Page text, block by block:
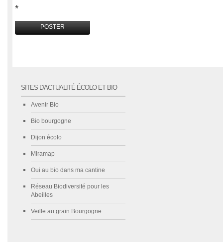
*
SITES D'ACTUALITÉ ÉCOLO ET BIO
Avenir Bio
Bio bourgogne
Dijon écolo
Miramap
Oui au bio dans ma cantine
Réseau Biodiversité pour les
Abeilles
Veille au grain Bourgogne